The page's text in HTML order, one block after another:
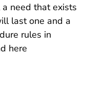
need that exists
last one and a
rules in
here